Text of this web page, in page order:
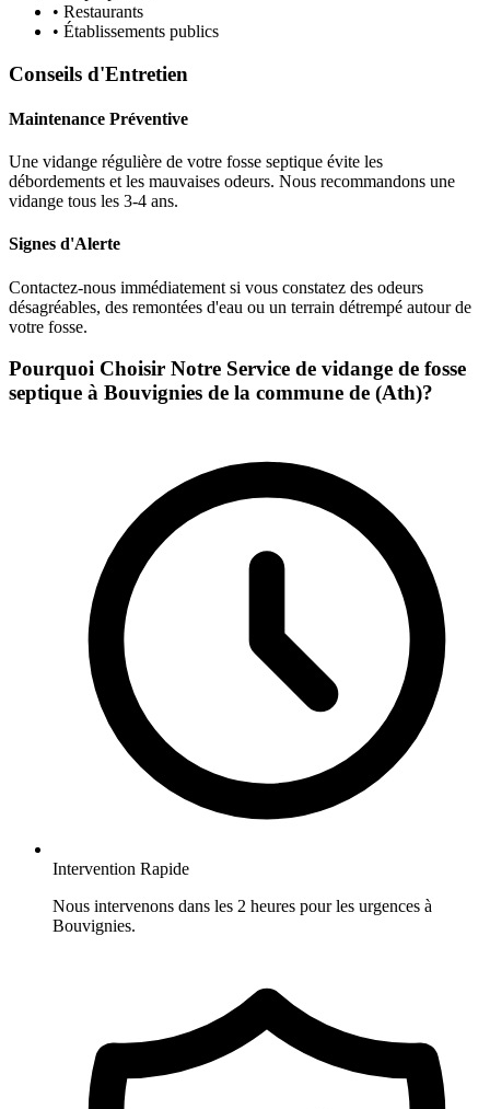
• Restaurants
• Établissements publics
Conseils d'Entretien
Maintenance Préventive
Une vidange régulière de votre fosse septique évite les
débordements et les mauvaises odeurs. Nous recommandons une
vidange tous les 3-4 ans.
Signes d'Alerte
Contactez-nous immédiatement si vous constatez des odeurs
désagréables, des remontées d'eau ou un terrain détrempé autour de
votre fosse.
Pourquoi Choisir Notre Service de vidange de fosse
septique à Bouvignies de la commune de (Ath)?
Intervention Rapide
Nous intervenons dans les 2 heures pour les urgences à
Bouvignies.